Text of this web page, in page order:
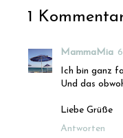
1
MammaMia
Ich bin ganz
Und das
Liebe Grüße
Antworten